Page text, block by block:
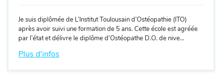
Je suis diplômée de L’Institut Toulousain d’Ostéopathie (ITO)
après avoir suivi une formation de 5 ans. Cette école est agréée
par l’état et délivre le diplôme d’Ostéopathe D.O. de nive...
Plus d'infos